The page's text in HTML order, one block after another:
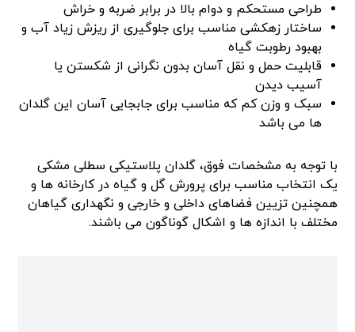
طراحی مستحکم و دوام بالا در برابر ضربه و خراش
ساختار زهکشی مناسب برای جلوگیری از ریزش زیاد آب و
بهبود رطوبت گیاه
قابلیت حمل و نقل آسان بدون نگرانی از شکستن یا
آسیب دیدن
سبک و وزن کم که مناسب برای جابجایی آسان این گلدان
ها می باشد
با توجه به مشخصات فوق، گلدان پلاستیکی سطلی مشکی
یک انتخاب مناسب برای پرورش گل و گیاه در کارخانه ها و
همچنین تزیین فضاهای داخلی و خارجی و نگهداری گیاهان
مختلف با اندازه ها و اشکال گوناگون می باشند.